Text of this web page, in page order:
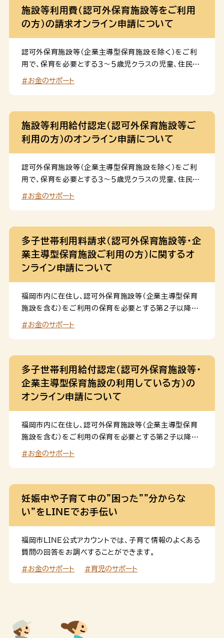
施設等利用費（認可外保育施設等をご利用
の方）の請求オンライン申請について
認可外保育施設等（企業主導型保育施設を除く）をご利
用で、保育を必要とする３～５歳児クラスの児童、住民税
非課税世帯の０～２歳児クラスの児童の無償化に関する
等利用給付認定を受けた方の請求申請のページです。第
２子以降の保育料無償化（多子世帯利用給付認定）とは
異なります。ご注意ください。 施設等利用給付認定を受
施設を含む）をご利用の保育を必要とする第２子以降の
０～２歳児(住民税課税世帯)を対象とする第２子以降の
保育料無償化（多子世帯利用給付認定）の請求申請はこ
#お金のサポート
施設等利用給付認定（認可外保育施設等ご
利用の方）のオンライン申請について
認可外保育施設等（企業主導型保育施設を除く）をご利
用で、保育を必要とする３～５歳児クラスの児童、住民税
非課税世帯の０～２歳児クラスの児童の無償化に関する
等利用給付認定申請のページです。第２子以降の保育料
無償化とは異なりますのでご注意ください。 施設等利用
費の請求のオンライン申請はこちらです。福岡市内に在
住し、認可外保育施設等（企業主導型保育施設を含む）を
（多子世帯利用給付認定）の認定申請はこちらです。 利
用の流れ・必要書類について 申請の流れや必要な書類
は、下記のページでご案内しています。事前にご確認くだ
#お金のサポート
多子世帯利用料請求（認可外保育施設等・企
業主導型保育施設ご利用の方）に関するオ
ンライン申請について
福岡市内に在住し、認可外保育施設等（企業主導型保育
施設を含む）をご利用の保育を必要とする第２子以降の
０～２歳児(住民税課税世帯)を対象に、利用料の助成
のページは、第２子以降の保育料無償化（多子世帯利用
給付認定）を受けている方の請求申請のページです。幼
児教育・保育の無償化（施設等利用給付認定）とは異なり
ます。ご注意ください。 多子世帯利用給付認定をお持ち
育を必要とする３～５歳児クラスの児童、住民税非課税
世帯の０～２歳児クラスの児童が対象の幼児教育・保育
の無償化（施設等利用給付認定）請求のオンライン申請
#お金のサポート
多子世帯利用給付認定（認可外保育施設等・
企業主導型保育施設の利用している方）の
オンライン申請について
福岡市内に在住し、認可外保育施設等（企業主導型保育
施設を含む）をご利用の保育を必要とする第２子以降の
０～２歳児(住民税課税世帯)を対象に、利用料の助成
のページは第２子以降の保育料無償化（多子世帯利用給
付認定）の認定申請のページです。幼児教育・保育料無償
化（施設等利用給付認定）とは異なりますので、ご注意く
施設等（企業主導型保育施設を除く）をご利用で、保育を
必要とする３～５歳児クラスの児童、住民税非課税世帯
の０～２歳児クラスの児童が対象の幼児教育・保育の無
#お金のサポート
妊娠中や子育て中の”困った””分からな
い”をLINEでお手伝い
福岡市LINE公式アカウントでは、子育て情報のよくある
質問の回答をお調べすることができます。
#お金のサポート #育児のサポート